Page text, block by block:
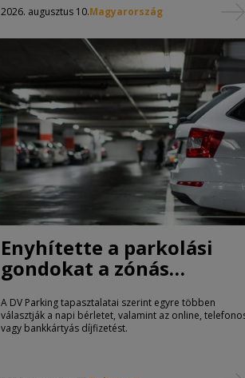
2026. augusztus 10.Magyarország
Enyhítette a parkolási
gondokat a zónás
rendszer Debrecenben
A DV Parking tapasztalatai szerint egyre többen
választják a napi bérletet, valamint az online,
vagy bankkártyás díjfizetést.